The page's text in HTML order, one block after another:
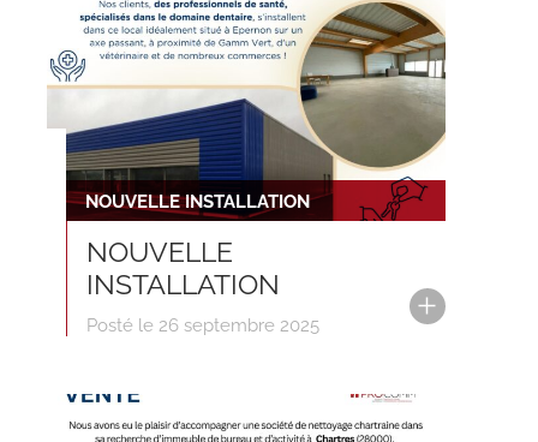
NOUVELLE INSTALLATION
NOUVELLE
INSTALLATION
Posté le 26 septembre 2025